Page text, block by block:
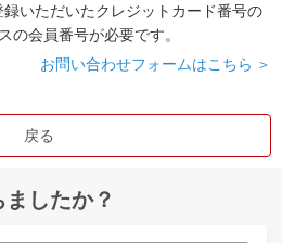
いただいたクレジットカード番号の
の会員番号が必要です。
お問い合わせフォームはこちら ＞
戻る
したか？